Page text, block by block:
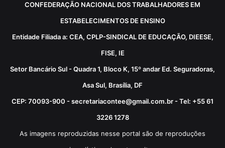
CONFEDERAÇÃO NACIONAL DOS TRABALHADORES EM
ESTABELECIMENTOS DE ENSINO
Entidade Filiada a: CEA, CPLP-SINDICAL DE EDUCAÇÃO, DIEESE,
FISE, IE
Setor Bancário Sul - Quadra 1, Bloco K, 15º andar Ed. Seguradoras,
Asa Sul, Brasília, DF
CEP: 70093-900 - secretariacontee@gmail.com.br - Tel: +55 61
3226 1278
As imagens reproduzidas nesse portal são de reproduções